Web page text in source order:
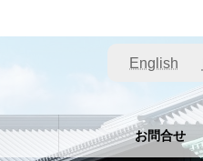
English
お問合せ